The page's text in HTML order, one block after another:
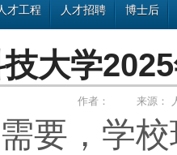
才工程 人才招聘 博士后
大学
作者： 来源：
要，学